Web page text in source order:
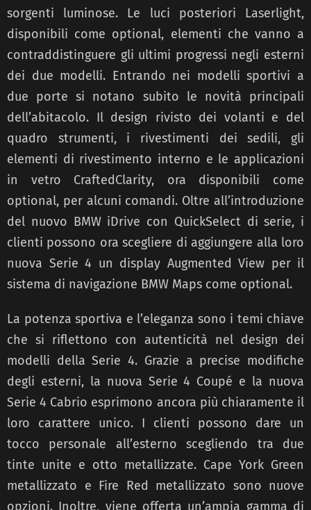
sorgenti luminose. Le luci posteriori Laserlight,
disponibili come optional, elementi che vanno a
contraddistinguere gli ultimi progressi negli esterni
dei due modelli. Entrando nei modelli sportivi a
due porte si notano subito le novità principali
dell’abitacolo. Il design rivisto dei volanti e del
quadro strumenti, i rivestimenti dei sedili, gli
elementi di rivestimento interno e le applicazioni
in vetro CraftedClarity, ora disponibili come
optional, per alcuni comandi. Oltre all’introduzione
del nuovo BMW iDrive con QuickSelect di serie, i
clienti possono ora scegliere di aggiungere alla loro
nuova Serie 4 un display Augmented View per il
sistema di navigazione BMW Maps come optional.
La potenza sportiva e l’eleganza sono i temi chiave
che si riflettono con autenticità nel design dei
modelli della Serie 4. Grazie a precise modifiche
degli esterni, la nuova Serie 4 Coupé e la nuova
Serie 4 Cabrio esprimono ancora più chiaramente il
loro carattere unico. I clienti possono dare un
tocco personale all’esterno scegliendo tra due
tinte unite e otto metallizzate. Cape York Green
metallizzato e Fire Red metallizzato sono nuove
opzioni. Inoltre, viene offerta un’ampia gamma di